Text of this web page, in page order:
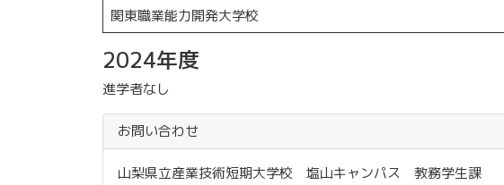
関東職業能力開発大学校
2024年度
進学者なし
お問い合わせ
山梨県立産業技術短期大学校 塩山キャンパス 教務学生課